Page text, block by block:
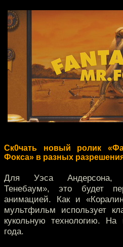
Ск0чать новый ролик
Фокса» в разных
Для Уэса Андерсона,
Тенебаум», это будет
анимацией. Как и
мультфильм использует
кукольную технологию. На
года.